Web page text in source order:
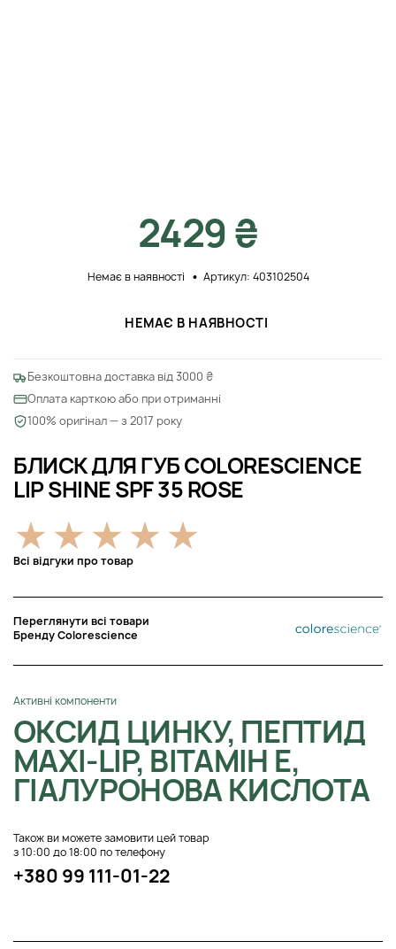
БЛИСК ДЛЯ ГУБ COLORESCIENCE
LIP SHINE SPF 35 ROSE
Всі відгуки про товар
Переглянути всі товари
Бренду Colorescience
Активні компоненти
ОКСИД ЦИНКУ, ПЕПТИД
MAXI-LIP, ВІТАМІН Е,
ГІАЛУРОНОВА КИСЛОТА
Також ви можете замовити цей товар
з 10:00 до 18:00 по телефону
+380 99 111-01-22
2429 ₴
Немає в наявності Артикул: 403102504
НЕМАЄ В НАЯВНОСТІ
Безкоштовна доставка від 3000 ₴
Оплата карткою або при отриманні
100% оригінал — з 2017 року